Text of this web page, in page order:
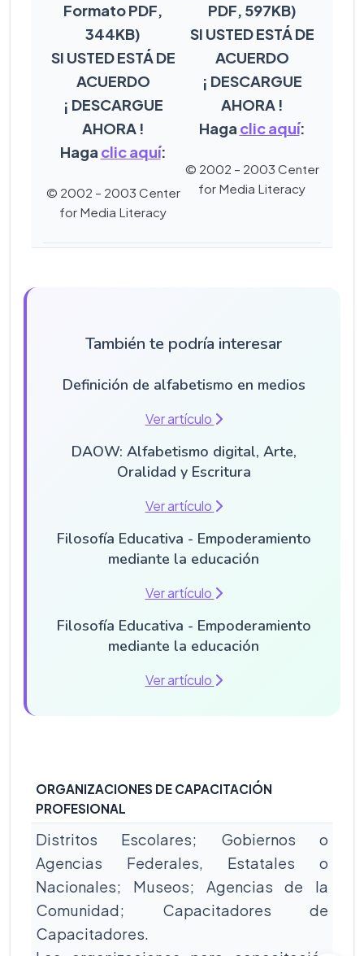
Formato PDF,
344KB)
SI USTED ESTÁ DE
ACUERDO
¡ DESCARGUE
AHORA !
Haga clic aquí:
© 2002 – 2003 Center
for Media Literacy
PDF, 597KB)
SI USTED ESTÁ DE
ACUERDO
¡ DESCARGUE
AHORA !
Haga clic aquí:
© 2002 – 2003 Center
for Media Literacy
También te podría interesar
Definición de alfabetismo en medios
Ver artículo
DAOW: Alfabetismo digital, Arte,
Oralidad y Escritura
Ver artículo
Filosofía Educativa - Empoderamiento
mediante la educación
Ver artículo
Filosofía Educativa - Empoderamiento
mediante la educación
Ver artículo
ORGANIZACIONES DE CAPACITACIÓN
PROFESIONAL
Distritos Escolares; Gobiernos o
Agencias Federales, Estatales o
Nacionales; Museos; Agencias de la
Comunidad; Capacitadores de
Capacitadores.